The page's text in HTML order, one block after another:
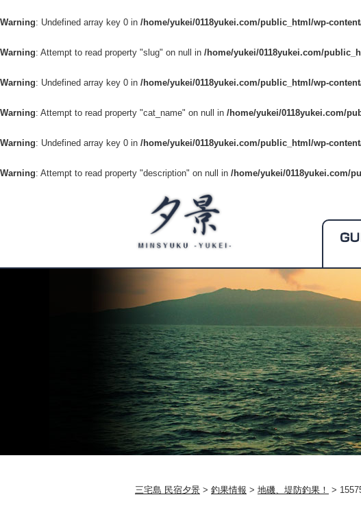
Warning: Undefined array key 0 in /home/yukei/0118yukei.com/public_html/wp-
Warning: Attempt to read property "slug" on null in /home/yukei/0118yukei.com/
Warning: Undefined array key 0 in /home/yukei/0118yukei.com/public_html/wp-
Warning: Attempt to read property "cat_name" on null in /home/yukei/0118yukei.com/
Warning: Undefined array key 0 in /home/yukei/0118yukei.com/public_html/wp-
Warning: Attempt to read property "description" on null in /home/yukei/0118yukei.com/
三宅島 民宿夕景 > 釣果情報 > 地磯、堤防釣果！ >